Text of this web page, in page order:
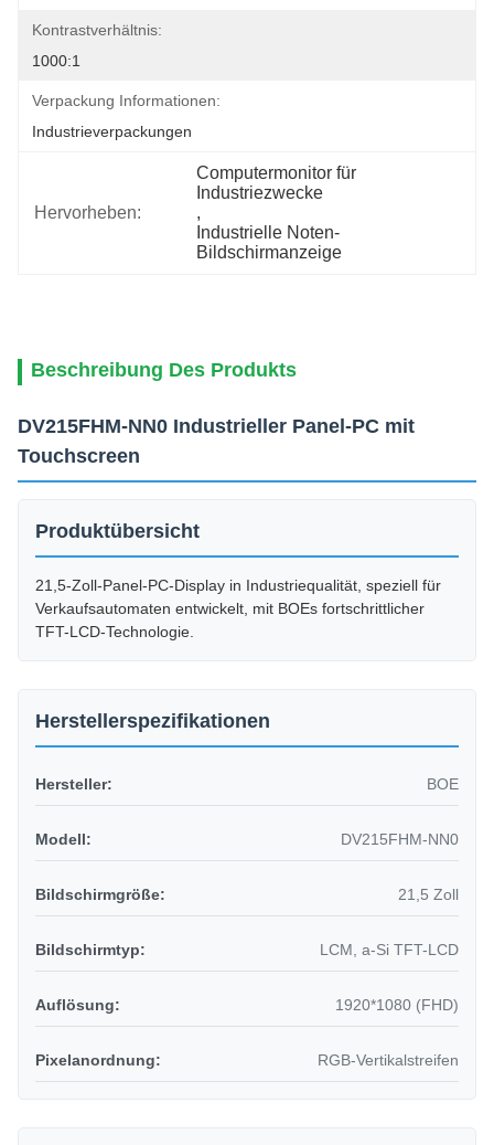
Kontrastverhältnis:
1000:1
Verpackung Informationen:
Industrieverpackungen
Hervorheben:
Computermonitor für
Industriezwecke
,
Industrielle Noten-
Bildschirmanzeige
Beschreibung Des Produkts
DV215FHM-NN0 Industrieller Panel-PC mit
Touchscreen
Produktübersicht
21,5-Zoll-Panel-PC-Display in Industriequalität, speziell für
Verkaufsautomaten entwickelt, mit BOEs fortschrittlicher
TFT-LCD-Technologie.
Herstellerspezifikationen
Hersteller: BOE
Modell: DV215FHM-NN0
Bildschirmgröße: 21,5 Zoll
Bildschirmtyp: LCM, a-Si TFT-LCD
Auflösung: 1920*1080 (FHD)
Pixelanordnung: RGB-Vertikalstreifen